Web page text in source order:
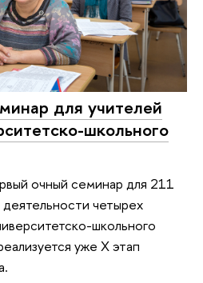
для учителей
школьного
очный семинар для 211
четырех
школьного
уже X этап